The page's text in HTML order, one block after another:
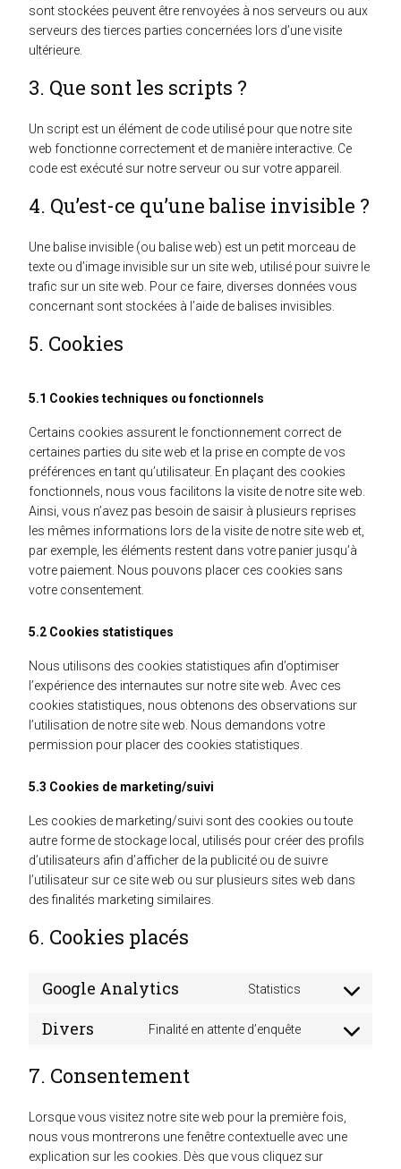
sont stockées peuvent être renvoyées à nos serveurs ou aux
serveurs des tierces parties concernées lors d’une visite
ultérieure.
3. Que sont les scripts ?
Un script est un élément de code utilisé pour que notre site
web fonctionne correctement et de manière interactive. Ce
code est exécuté sur notre serveur ou sur votre appareil.
4. Qu’est-ce qu’une balise invisible ?
Une balise invisible (ou balise web) est un petit morceau de
texte ou d’image invisible sur un site web, utilisé pour suivre le
trafic sur un site web. Pour ce faire, diverses données vous
concernant sont stockées à l’aide de balises invisibles.
5. Cookies
5.1 Cookies techniques ou fonctionnels
Certains cookies assurent le fonctionnement correct de
certaines parties du site web et la prise en compte de vos
préférences en tant qu’utilisateur. En plaçant des cookies
fonctionnels, nous vous facilitons la visite de notre site web.
Ainsi, vous n’avez pas besoin de saisir à plusieurs reprises
les mêmes informations lors de la visite de notre site web et,
par exemple, les éléments restent dans votre panier jusqu’à
votre paiement. Nous pouvons placer ces cookies sans
votre consentement.
5.2 Cookies statistiques
Nous utilisons des cookies statistiques afin d’optimiser
l’expérience des internautes sur notre site web. Avec ces
cookies statistiques, nous obtenons des observations sur
l’utilisation de notre site web. Nous demandons votre
permission pour placer des cookies statistiques.
5.3 Cookies de marketing/suivi
Les cookies de marketing/suivi sont des cookies ou toute
autre forme de stockage local, utilisés pour créer des profils
d’utilisateurs afin d’afficher de la publicité ou de suivre
l’utilisateur sur ce site web ou sur plusieurs sites web dans
des finalités marketing similaires.
6. Cookies placés
Google Analytics Statistics
Consent
service
Divers Finalité en attente d’enquête
Consent
7. Consentement
Lorsque vous visitez notre site web pour la première fois,
nous vous montrerons une fenêtre contextuelle avec une
explication sur les cookies. Dès que vous cliquez sur